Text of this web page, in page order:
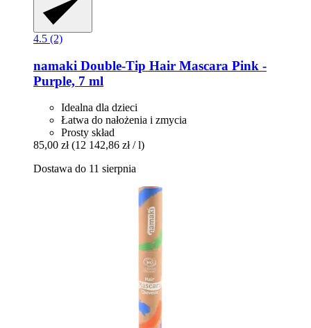
4.5 (2)
namaki Double-​Tip Hair Mascara Pink -​
Purple, 7 ml
Idealna dla dzieci
Łatwa do nałożenia i zmycia
Prosty skład
85,00 zł (12 142,86 zł / l)
Dostawa do 11 sierpnia